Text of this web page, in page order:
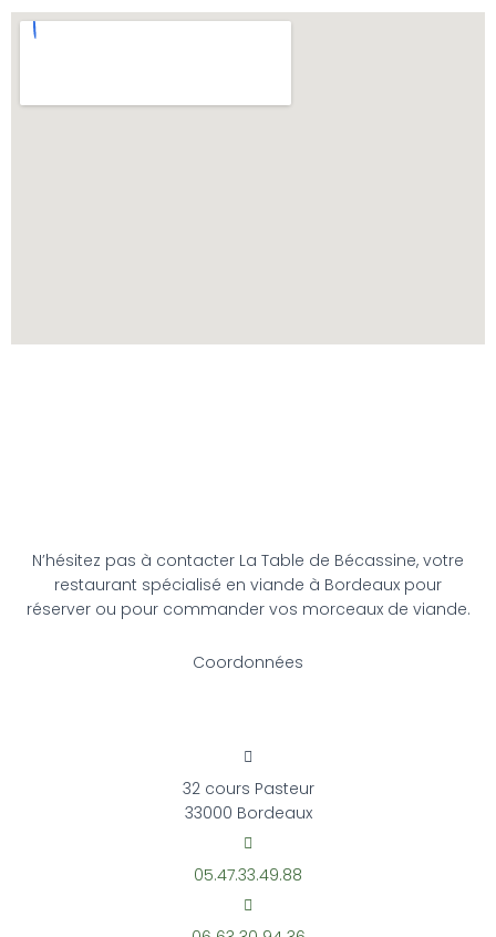
N’hésitez pas à contacter La Table de Bécassine, votre
restaurant spécialisé en viande à Bordeaux pour
réserver ou pour commander vos morceaux de viande.
Coordonnées
32 cours Pasteur
33000 Bordeaux
05.47.33.49.88